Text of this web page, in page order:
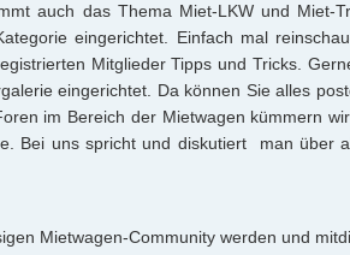
auch das Thema Miet-LKW und Miet-
eingerichtet. Einfach mal
Mitglieder Tipps und Tricks.
eingerichtet. Da können Sie alles
im Bereich der Mietwagen kümmern
Bei uns spricht und diskutiert man über
Mietwagen-Community werden und